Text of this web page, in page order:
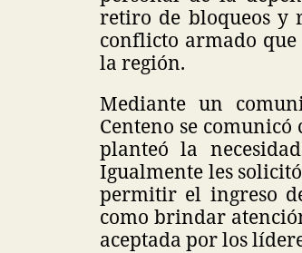
retiro de bloqueos y
conflicto armado
la región.
Mediante un
Centeno se
planteó la
Igualmente les
permitir el ingreso
como brindar
aceptada por los